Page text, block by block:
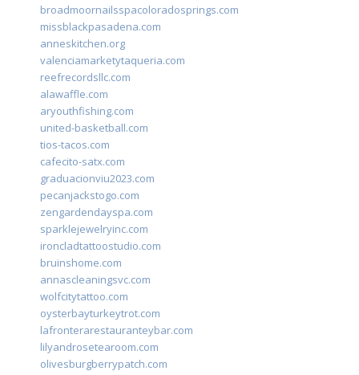
broadmoornailsspacoloradosprings.com
missblackpasadena.com
anneskitchen.org
valenciamarketytaqueria.com
reefrecordsllc.com
alawaffle.com
aryouthfishing.com
united-basketball.com
tios-tacos.com
cafecito-satx.com
graduacionviu2023.com
pecanjackstogo.com
zengardendayspa.com
sparklejewelryinc.com
ironcladtattoostudio.com
bruinshome.com
annascleaningsvc.com
wolfcitytattoo.com
oysterbayturkeytrot.com
lafronterarestauranteybar.com
lilyandrosetearoom.com
olivesburgberrypatch.com